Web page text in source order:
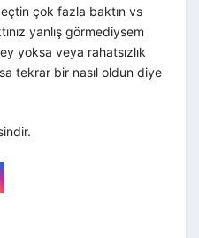
çok fazla baktın vs
yanlış görmediysem
yoksa veya rahatsızlık
tekrar bir nasıl oldun diye